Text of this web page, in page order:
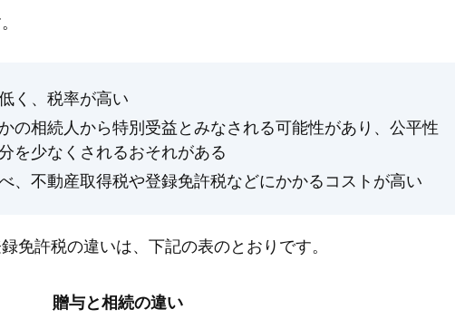
く、税率が高い
の相続人から特別受益とみなされる可能性があり、公平性
を少なくされるおそれがある
、不動産取得税や登録免許税などにかかるコストが高い
免許税の違いは、下記の表のとおりです。
贈与と相続の違い